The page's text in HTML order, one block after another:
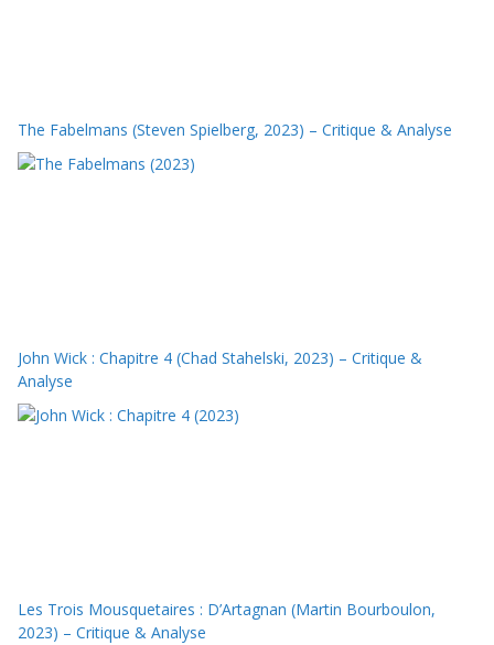
The Fabelmans (Steven Spielberg, 2023) – Critique & Analyse
John Wick : Chapitre 4 (Chad Stahelski, 2023) – Critique &
Analyse
Les Trois Mousquetaires : D’Artagnan (Martin Bourboulon,
2023) – Critique & Analyse